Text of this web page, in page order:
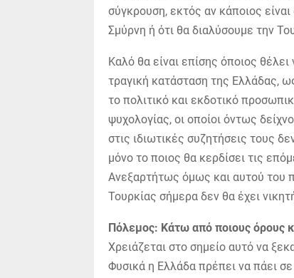
σύγκρουση, εκτός αν κάποιος
Σμύρνη ή ότι θα διαλύσουμε την
Καλό θα είναι επίσης όποιος
τραγική κατάσταση της Ελλάδας,
το πολιτικό και εκδοτικό
ψυχολογίας, οι οποίοι όντως
στις ιδιωτικές συζητήσεις τους
μόνο το ποιος θα κερδίσει τις
Ανεξαρτήτως όμως και αυτού του
Τουρκίας σήμερα δεν θα έχει
Πόλεμος: Κάτω από ποιους όρους
Χρειάζεται στο σημείο αυτό να
Φυσικά η Ελλάδα πρέπει να πάει